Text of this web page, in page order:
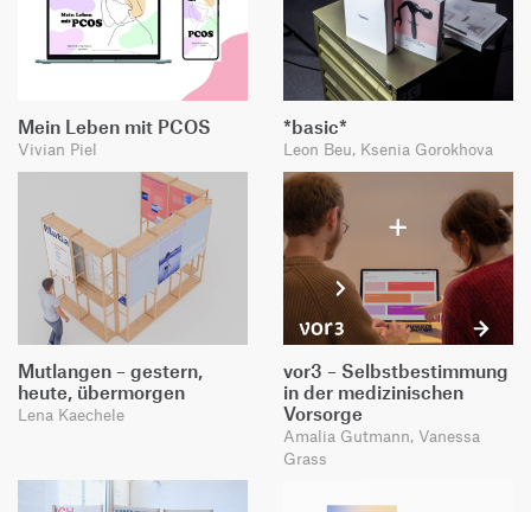
Mein Leben mit PCOS
Vivian Piel
*basic*
Leon Beu, Ksenia Gorokhova
Mutlangen – gestern,
heute, übermorgen
Lena Kaechele
vor3 – Selbstbestimmung
in der medizinischen
Vorsorge
Amalia Gutmann, Vanessa
Grass